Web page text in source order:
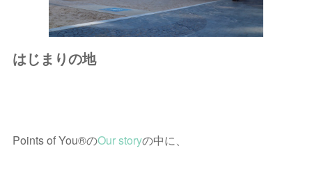
はじまりの地
Points of You®のOur storyの中に、